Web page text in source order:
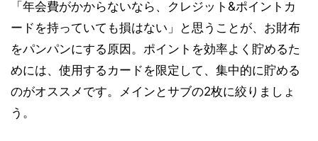
「年会費がかからないなら、クレジット&ポイントカ
ードを持っていても損はない」と思うことが、お財布
をパンパンにする原因。ポイントを効率よく貯めるた
めには、使用するカードを限定して、集中的に貯める
のがオススメです。メインとサブの2枚に絞りましょ
う。